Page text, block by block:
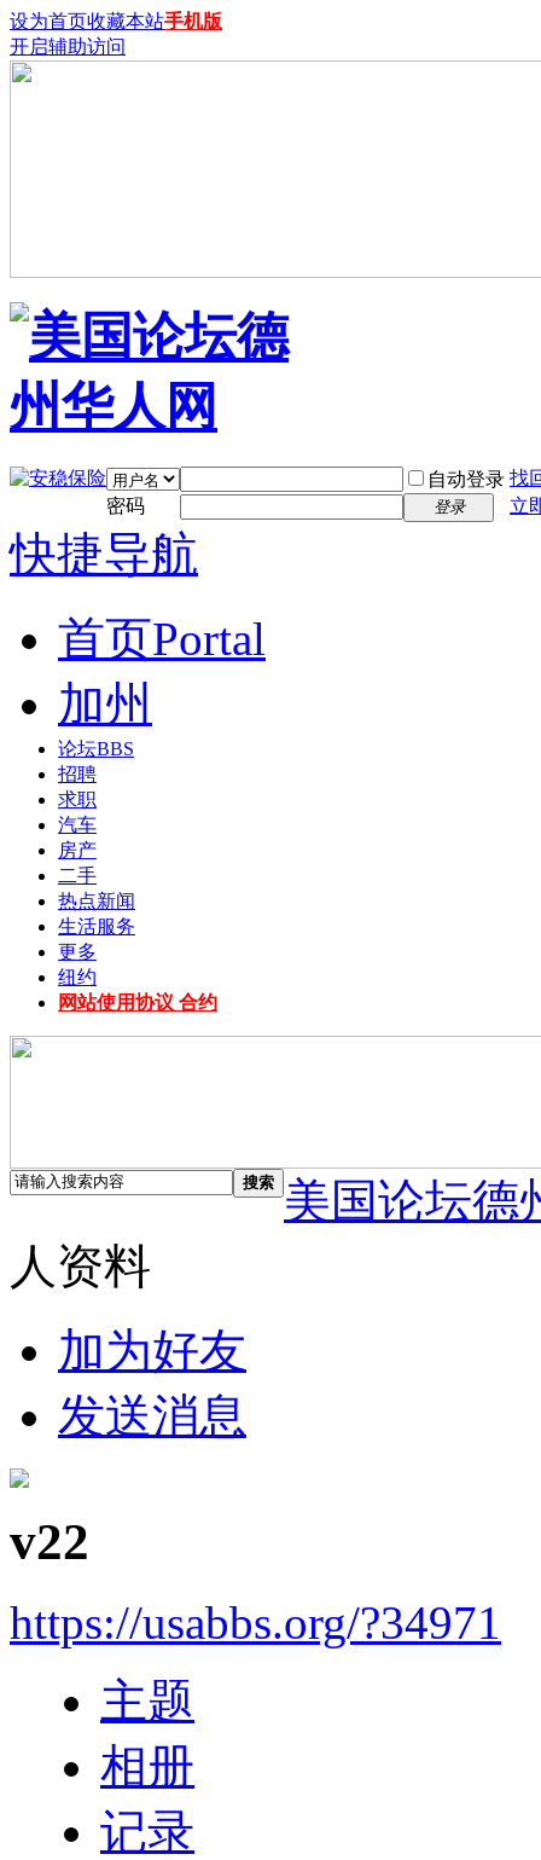
设为首页收藏本站手机版
开启辅助访问
自动登录 找
密码
登录 立
快捷导航
首页Portal
加州
论坛BBS
招聘
求职
汽车
房产
二手
热点新闻
生活服务
更多
纽约
网站使用协议 合约
搜索
美国论坛德
人资料
加为好友
发送消息
v22
https://usabbs.org/?34971
主题
相册
记录